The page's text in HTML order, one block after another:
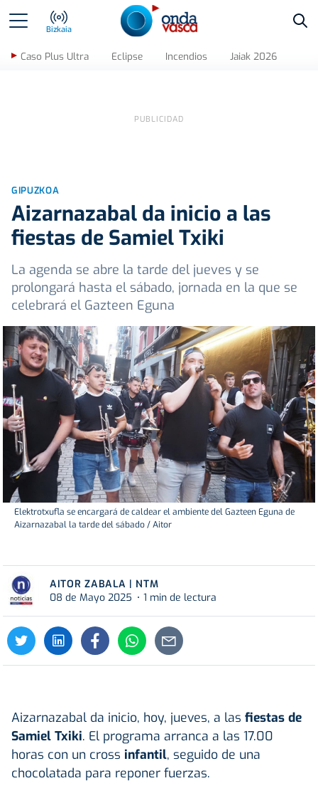
Bizkaia
Caso Plus Ultra Eclipse Incendios Jaiak 2026
GIPUZKOA
Aizarnazabal da inicio a las
fiestas de Samiel Txiki
La agenda se abre la tarde del jueves y se
prolongará hasta el sábado, jornada en la que se
celebrará el Gazteen Eguna
Elektrotxufla se encargará de caldear el ambiente del Gazteen Eguna de
Aizarnazabal la tarde del sábado / Aitor
AITOR ZABALA | NTM
08 de Mayo 2025
1 min de lectura
Aizarnazabal da inicio, hoy, jueves, a las fiestas de
Samiel Txiki. El programa arranca a las 17.00
horas con un cross infantil, seguido de una
chocolatada para reponer fuerzas.